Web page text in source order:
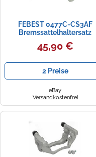
FEBEST 0477C-CS3AF
Bremssattelhaltersatz
45,90 €
2 Preise
eBay
Versandkostenfrei